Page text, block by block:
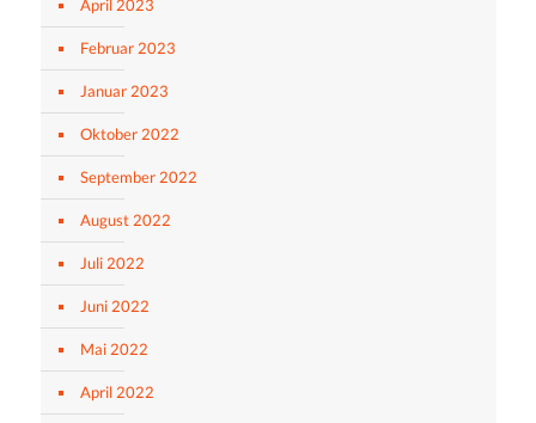
April 2023
Februar 2023
Januar 2023
Oktober 2022
September 2022
August 2022
Juli 2022
Juni 2022
Mai 2022
April 2022